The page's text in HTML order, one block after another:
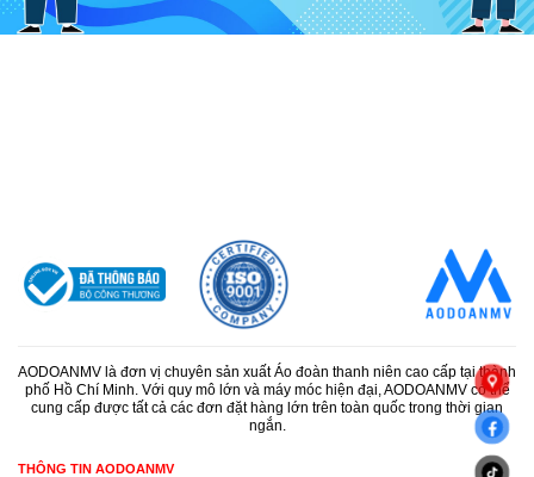
AODOANMV là đơn vị chuyên sản xuất Áo đoàn thanh niên cao cấp tại thành
phố Hồ Chí Minh. Với quy mô lớn và máy móc hiện đại, AODOANMV có thể
cung cấp được tất cả các đơn đặt hàng lớn trên toàn quốc trong thời gian
ngắn.
THÔNG TIN AODOANMV